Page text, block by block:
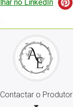
Contactar o Produtor